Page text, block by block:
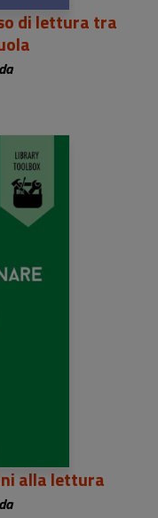
di lettura tra
alla lettura